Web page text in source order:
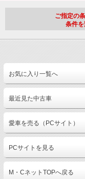
ご指定の
条件を
お気に入り一覧へ
最近見た中古車
愛車を売る（PCサイト）
PCサイトを見る
M・CネットTOPへ戻る